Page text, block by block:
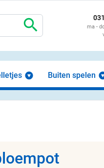
search
ma -
Buiten spelen